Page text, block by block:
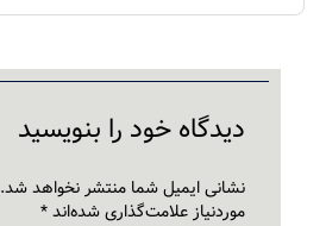
دیدگاه‌ خود را بنویسید
نشانی ایمیل شما منتشر نخواهد شد.
موردنیاز علامت‌گذاری شده‌اند*